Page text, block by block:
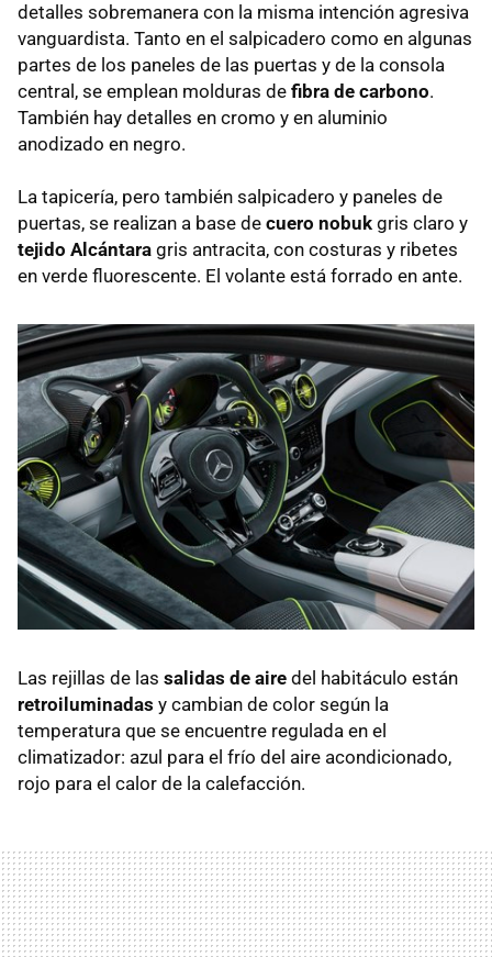
detalles sobremanera con la misma intención agresiva
vanguardista. Tanto en el salpicadero como en algunas
partes de los paneles de las puertas y de la consola
central, se emplean molduras de fibra de carbono.
También hay detalles en cromo y en aluminio
anodizado en negro.
La tapicería, pero también salpicadero y paneles de
puertas, se realizan a base de cuero nobuk gris claro y
tejido Alcántara gris antracita, con costuras y ribetes
en verde fluorescente. El volante está forrado en ante.
Las rejillas de las salidas de aire del habitáculo están
retroiluminadas y cambian de color según la
temperatura que se encuentre regulada en el
climatizador: azul para el frío del aire acondicionado,
rojo para el calor de la calefacción.